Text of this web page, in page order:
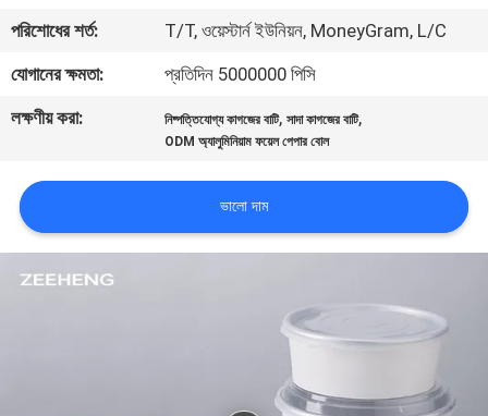
খবর
জন্য
আবেদন
সাইট
পরিশোধের শর্ত:
T/T, ওয়েস্টার্ন ইউনিয়ন, MoneyGram, L/C
যোগানের ক্ষমতা:
প্রতিদিন 5000000 পিসি
লক্ষণীয় করা:
নিষ্পত্তিযোগ্য কাগজের বাটি,সাদা কাগজের বাটি,
ODM অ্যালুমিনিয়াম ফয়েল পেপার বোল
ভালো দাম